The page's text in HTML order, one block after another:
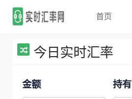
首页
今日实时汇率
金额 持有